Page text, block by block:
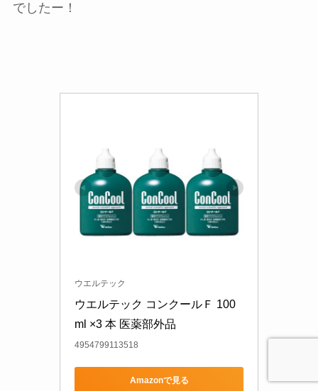
でしたー！
ウエルテック
ウエルテック コンクールＦ 100
ml ×3 本 医薬部外品
4954799113518
Amazonで見る